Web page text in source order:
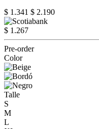
$ 1.341 $ 2.190
$ 1.267
Pre-order
Color
Talle
S
M
L